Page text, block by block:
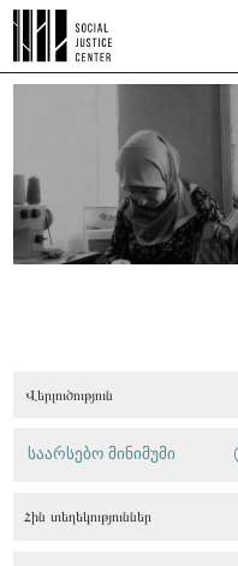
Վերլուծություն
საარსებო მინიმუმი
Հին տեղեկություններ